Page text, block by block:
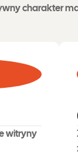
charakter
witryny